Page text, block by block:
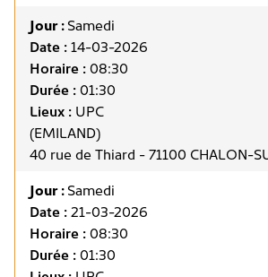
Jour :Samedi
Date :14-03-2026
Horaire :08:30
Durée :01:30
Lieux : UPC
(EMILAND)
40 rue de Thiard - 71100 CHALON-
Jour :Samedi
Date :21-03-2026
Horaire :08:30
Durée :01:30